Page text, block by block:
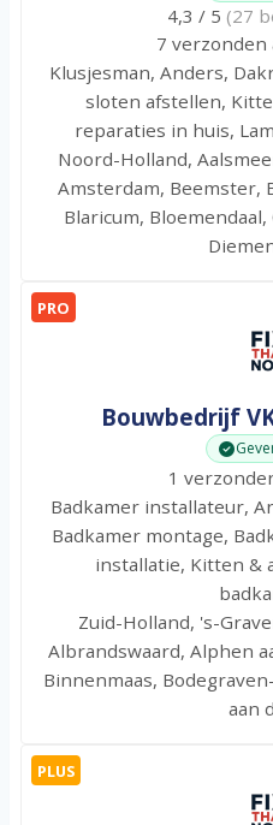
4,3 / 5 (27
7 verzonden
Klusjesman, Anders,
sloten afstellen,
reparaties in huis,
Noord-Holland,
Amsterdam, Beemster,
Blaricum,
PRO
Bouwbedrijf
1
Badkamer installateur,
Badkamer montage,
installatie, Kitten &
Zuid-Holland, 's-
Albrandswaard, Alphen
Binnenmaas,
aan
PLUS